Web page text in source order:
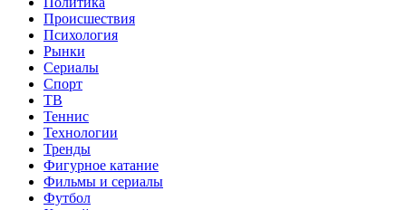
Происшествия
Психология
Рынки
Сериалы
Спорт
ТВ
Теннис
Технологии
Тренды
Фигурное катание
Фильмы и сериалы
Футбол